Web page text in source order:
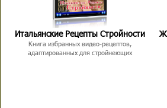
Итальянские Рецепты Стройности
Книга избранных видео-рецептов,
адаптированных для стройнеющих